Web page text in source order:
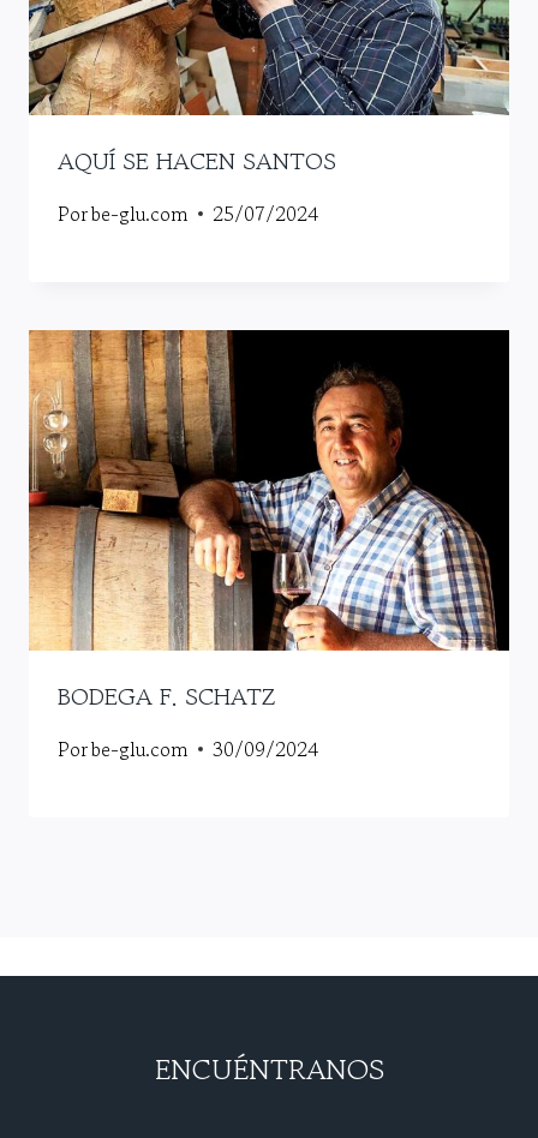
AQUÍ SE HACEN SANTOS
Porbe-glu.com 25/07/2024
BODEGA F. SCHATZ
Porbe-glu.com 30/09/2024
ENCUÉNTRANOS